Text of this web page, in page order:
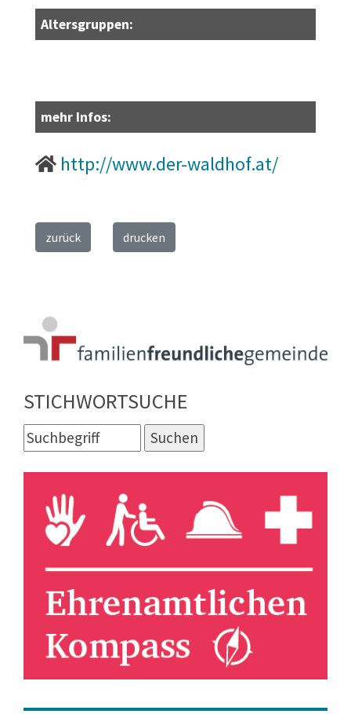
Altersgruppen:
mehr Infos:
http://www.der-waldhof.at/
zurück drucken
STICHWORTSUCHE